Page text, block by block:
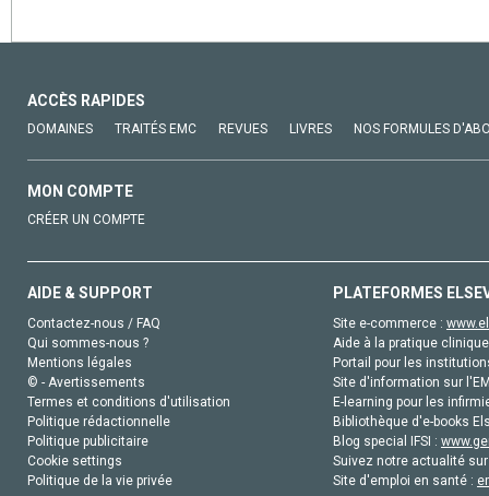
ACCÈS RAPIDES
DOMAINES TRAITÉS EMC REVUES LIVRES NOS FORMULES
MON COMPTE
CRÉER UN COMPTE
AIDE & SUPPORT
Contactez-nous / FAQ
Qui sommes-nous ?
Mentions légales
© - Avertissements
Termes et conditions d'utilisation
Politique rédactionnelle
Politique publicitaire
Cookie settings
Politique de la vie privée
PLATEFORMES
Site e-commerce :
Aide à la pratique
Portail pour les
Site d'information sur
E-learning pour les
Bibliothèque d'e-books
Blog special IFSI :
Suivez notre actualité
Site d'emploi en santé :